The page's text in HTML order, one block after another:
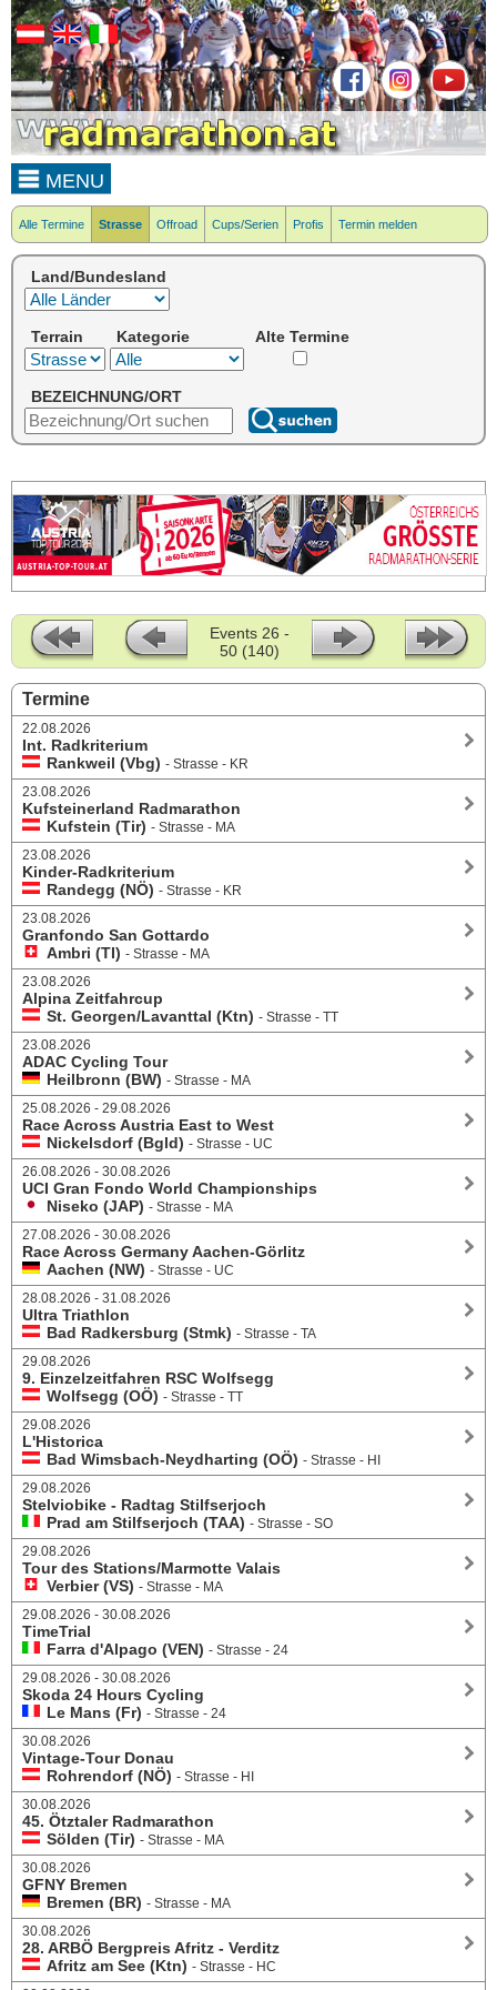
MENU
Alle Termine Strasse Offroad Cups/Serien Profis Termin melden
Land/Bundesland
Terrain Kategorie Alte Termine
BEZEICHNUNG/ORT
Events 26 -
50 (140)
Termine
22.08.2026
Int. Radkriterium
Rankweil (Vbg) - Strasse - KR
23.08.2026
Kufsteinerland Radmarathon
Kufstein (Tir) - Strasse - MA
23.08.2026
Kinder-Radkriterium
Randegg (NÖ) - Strasse - KR
23.08.2026
Granfondo San Gottardo
Ambri (TI) - Strasse - MA
23.08.2026
Alpina Zeitfahrcup
St. Georgen/Lavanttal (Ktn) - Strasse - TT
23.08.2026
ADAC Cycling Tour
Heilbronn (BW) - Strasse - MA
25.08.2026 - 29.08.2026
Race Across Austria East to West
Nickelsdorf (Bgld) - Strasse - UC
26.08.2026 - 30.08.2026
UCI Gran Fondo World Championships
Niseko (JAP) - Strasse - MA
27.08.2026 - 30.08.2026
Race Across Germany Aachen-Görlitz
Aachen (NW) - Strasse - UC
28.08.2026 - 31.08.2026
Ultra Triathlon
Bad Radkersburg (Stmk) - Strasse - TA
29.08.2026
9. Einzelzeitfahren RSC Wolfsegg
Wolfsegg (OÖ) - Strasse - TT
29.08.2026
L'Historica
Bad Wimsbach-Neydharting (OÖ) - Strasse - HI
29.08.2026
Stelviobike - Radtag Stilfserjoch
Prad am Stilfserjoch (TAA) - Strasse - SO
29.08.2026
Tour des Stations/Marmotte Valais
Verbier (VS) - Strasse - MA
29.08.2026 - 30.08.2026
TimeTrial
Farra d'Alpago (VEN) - Strasse - 24
29.08.2026 - 30.08.2026
Skoda 24 Hours Cycling
Le Mans (Fr) - Strasse - 24
30.08.2026
Vintage-Tour Donau
Rohrendorf (NÖ) - Strasse - HI
30.08.2026
45. Ötztaler Radmarathon
Sölden (Tir) - Strasse - MA
30.08.2026
GFNY Bremen
Bremen (BR) - Strasse - MA
30.08.2026
28. ARBÖ Bergpreis Afritz - Verditz
Afritz am See (Ktn) - Strasse - HC